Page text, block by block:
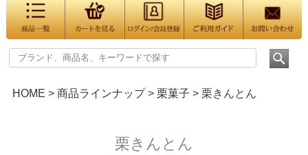
HOME 商品ラインナップ 栗菓子 栗きんとん
栗きんとん